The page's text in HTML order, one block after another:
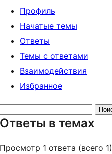
Профиль
Начатые темы
Ответы
Темы с ответами
Взаимодействия
Избранное
ответов:
Ответы в темах
Просмотр 1 ответа (всего 1)